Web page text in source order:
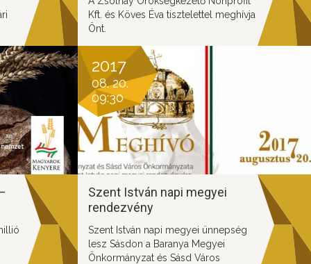
Kft. és Köves Éva tisztelettel meghívja
Önt.
Szent István napi megyei
rendezvény
2017
08. 20.
09:30
Szent István napi megyei ünnepség
lesz Sásdon a Baranya Megyei
Önkormányzat és Sásd Város